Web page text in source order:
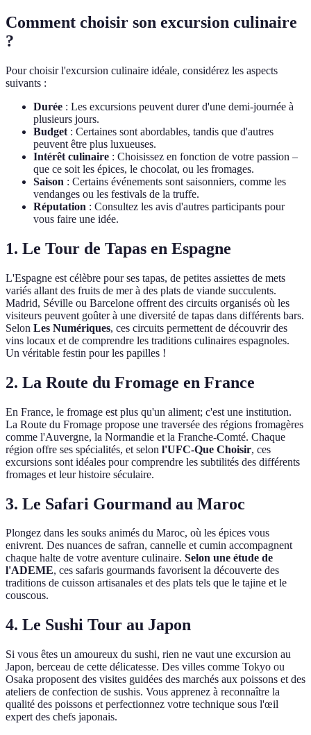
Comment choisir son excursion culinaire
?
Pour choisir l'excursion culinaire idéale, considérez les aspects
suivants :
Durée : Les excursions peuvent durer d'une demi-journée à
plusieurs jours.
Budget : Certaines sont abordables, tandis que d'autres
peuvent être plus luxueuses.
Intérêt culinaire : Choisissez en fonction de votre passion –
que ce soit les épices, le chocolat, ou les fromages.
Saison : Certains événements sont saisonniers, comme les
vendanges ou les festivals de la truffe.
Réputation : Consultez les avis d'autres participants pour
vous faire une idée.
1. Le Tour de Tapas en Espagne
L'Espagne est célèbre pour ses tapas, de petites assiettes de mets
variés allant des fruits de mer à des plats de viande succulents.
Madrid, Séville ou Barcelone offrent des circuits organisés où les
visiteurs peuvent goûter à une diversité de tapas dans différents bars.
Selon Les Numériques, ces circuits permettent de découvrir des
vins locaux et de comprendre les traditions culinaires espagnoles.
Un véritable festin pour les papilles !
2. La Route du Fromage en France
En France, le fromage est plus qu'un aliment; c'est une institution.
La Route du Fromage propose une traversée des régions fromagères
comme l'Auvergne, la Normandie et la Franche-Comté. Chaque
région offre ses spécialités, et selon l'UFC-Que Choisir, ces
excursions sont idéales pour comprendre les subtilités des différents
fromages et leur histoire séculaire.
3. Le Safari Gourmand au Maroc
Plongez dans les souks animés du Maroc, où les épices vous
enivrent. Des nuances de safran, cannelle et cumin accompagnent
chaque halte de votre aventure culinaire. Selon une étude de
l'ADEME, ces safaris gourmands favorisent la découverte des
traditions de cuisson artisanales et des plats tels que le tajine et le
couscous.
4. Le Sushi Tour au Japon
Si vous êtes un amoureux du sushi, rien ne vaut une excursion au
Japon, berceau de cette délicatesse. Des villes comme Tokyo ou
Osaka proposent des visites guidées des marchés aux poissons et des
ateliers de confection de sushis. Vous apprenez à reconnaître la
qualité des poissons et perfectionnez votre technique sous l'œil
expert des chefs japonais.